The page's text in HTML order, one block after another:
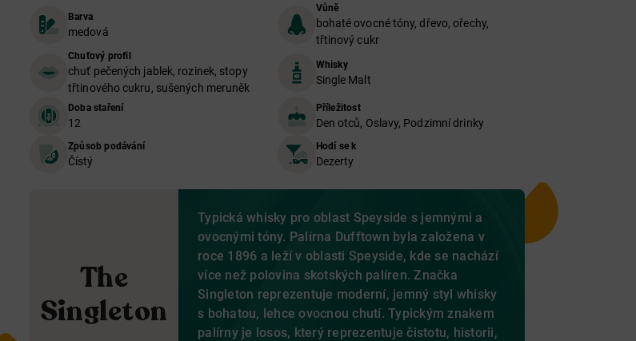
Barva
medová
Vůně
bohaté ovocné tóny, dřevo, ořechy,
třtinový cukr
Chuťový profil
chuť pečených jablek, rozinek, stopy
třtinového cukru, sušených meruněk
Whisky
Single Malt
Doba staření
12
Příležitost
Den otců, Oslavy, Podzimní drinky
Způsob podávání
Čístý
Hodí se k
Dezerty
The
Singleton
Typická whisky pro oblast Speyside s jemnými a
ovocnými tóny. Palírna Dufftown byla založena v
roce 1896 a leží v oblasti Speyside, kde se nachází
více než polovina skotských palíren. Značka
Singleton reprezentuje moderní, jemný styl whisky
s bohatou, lehce ovocnou chutí. Typickým znakem
palírny je losos, který reprezentuje čistotu, historii,